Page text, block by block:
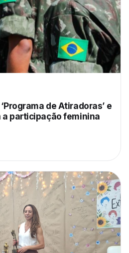
de Atiradoras’ e
a participação feminina